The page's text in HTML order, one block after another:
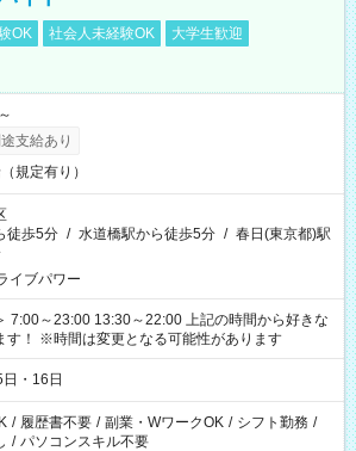
OK 社会人未経験OK
大学生歓迎
支給あり
規定有り）
徒歩5分 / 水道橋駅から徒歩5分 / 春日(東京都)駅
イブパワー
23:00 13:30～22:00 上記の時間から好きな
す！ ※時間は変更となる可能性があります
・16日
/ 履歴書不要 / 副業・WワークOK / シフト勤務 /
/ パソコンスキル不要